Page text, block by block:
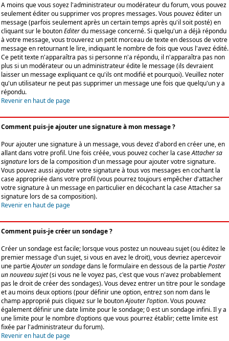
A moins que vous soyez l'administrateur ou modérateur du forum, vous pouvez
seulement éditer ou supprimer vos propres messages. Vous pouvez éditer un
message (parfois seulement après un certain temps après qu'il soit posté) en
cliquant sur le boutonEditerdu message concerné. Si quelqu'un a déjà répondu
à votre message, vous trouverez un petit morceau de texte en dessous de votre
message en retournant le lire, indiquant le nombre de fois que vous l'avez édité.
Ce petit texte n'apparaîtra pas si personne n'a répondu, il n'apparaîtra pas non
plus si un modérateur ou un administrateur édite le message (ils devraient
laisser un message expliquant ce qu'ils ont modifié et pourquoi). Veuillez noter
qu'un utilisateur ne peut pas supprimer un message une fois que quelqu'un y a
répondu.
Revenir en haut de page
Comment puis-je ajouter une signature à mon message ?
Pour ajouter une signature à un message, vous devez d'abord en créer une, en
allant dans votre profil. Une fois créée, vous pouvez cocher la caseAttacher sa
signature lors de la composition d'un message pour ajouter votre signature.
Vous pouvez aussi ajouter votre signature à tous vos messages en cochant la
case appropriée dans votre profil (vous pourrez toujours empêcher d'attacher
votre signature à un message en particulier en décochant la case Attacher sa
signature lors de sa composition).
Revenir en haut de page
Comment puis-je créer un sondage ?
Créer un sondage est facile; lorsque vous postez un nouveau sujet (ou éditez le
premier message d'un sujet, si vous en avez le droit), vous devriez apercevoir
une partieAjouter un sondagedans le formulaire en dessous de la partiePoster
un nouveau sujet(si vous ne le voyez pas, c'est que vous n'avez probablement
pas le droit de créer des sondages). Vous devez entrer un titre pour le sondage
et au moins deux options (pour définir une option, entrez son nom dans le
champ approprié puis cliquez sur le boutonAjouter l'option. Vous pouvez
également définir une date limite pour le sondage; 0 est un sondage infini. Il y a
une limite pour le nombre d'options que vous pourrez établir; cette limite est
fixée par l'administrateur du forum).
Revenir en haut de page